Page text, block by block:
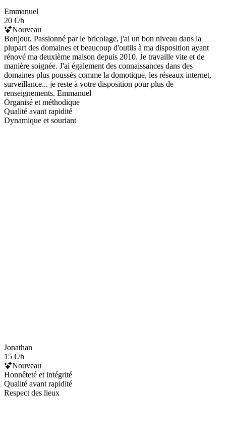
Emmanuel
20 €/h
Nouveau
Bonjour, Passionné par le bricolage, j'ai un bon niveau dans la
plupart des domaines et beaucoup d'outils à ma disposition ayant
rénové ma deuxième maison depuis 2010. Je travaille vite et de
manière soignée. J'ai également des connaissances dans des
domaines plus poussés comme la domotique, les réseaux internet,
surveillance... je reste à votre disposition pour plus de
renseignements. Emmanuel
Organisé et méthodique
Qualité avant rapidité
Dynamique et souriant
Jonathan
15 €/h
Nouveau
Honnêteté et intégrité
Qualité avant rapidité
Respect des lieux